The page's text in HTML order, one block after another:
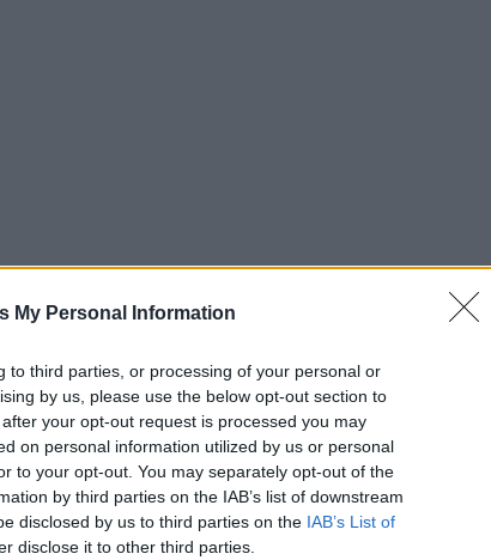
My Personal Information
to third parties, or processing of your personal or
by us, please use the below opt-out section to
your opt-out request is processed you may
on personal information utilized by us or personal
to your opt-out. You may separately opt-out of the
by third parties on the IAB’s list of downstream
disclosed by us to third parties on the IAB’s List of
disclose it to other third parties.